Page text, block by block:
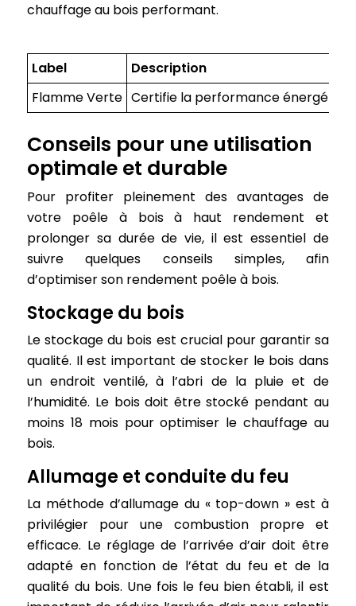
chauffage au bois performant.
Label
Description
Flamme Verte Certifie la performance
Conseils pour une utilisation
optimale et durable
Pour profiter pleinement des avantages de
votre poêle à bois à haut rendement et
prolonger sa durée de vie, il est essentiel de
suivre quelques conseils simples, afin
d’optimiser son rendement poêle à bois.
Stockage du bois
Le stockage du bois est crucial pour garantir sa
qualité. Il est important de stocker le bois dans
un endroit ventilé, à l’abri de la pluie et de
l’humidité. Le bois doit être stocké pendant au
moins 18 mois pour optimiser le chauffage au
bois.
Allumage et conduite du feu
La méthode d’allumage du « top-down » est à
privilégier pour une combustion propre et
efficace. Le réglage de l’arrivée d’air doit être
adapté en fonction de l’état du feu et de la
qualité du bois. Une fois le feu bien établi, il est